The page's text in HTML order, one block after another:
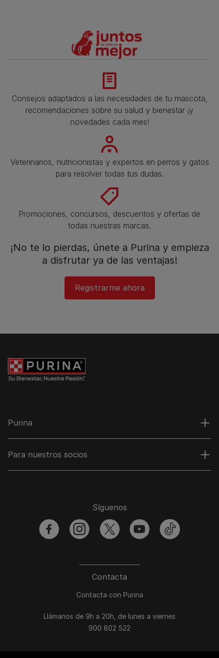
Consejos adaptados a las necesidades de tu mascota,
recomendaciones sobre su salud y bienestar ¡y
novedades cada mes!
Veterinarios, nutricionistas y expertos en perros y gatos
para resolver todas tus dudas.​
Promociones, concursos, descuentos y ofertas de
todas nuestras marcas.​
¡No te lo pierdas, únete a Purina y empieza
a disfrutar ya de las ventajas!​
Registrarme ahora​
Purina
Para nuestros socios
Contacta
Contacta con Purina
Llámanos de 9h a 20h, de lunes a viernes
900 802 522
Síguenos
facebookinstagramtwitter youtubetiktok